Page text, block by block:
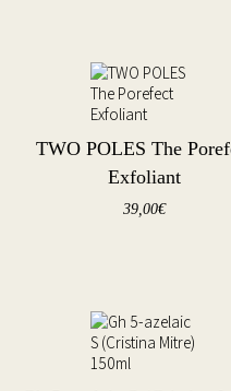
TWO POLES The
Exfoliant
39,00€